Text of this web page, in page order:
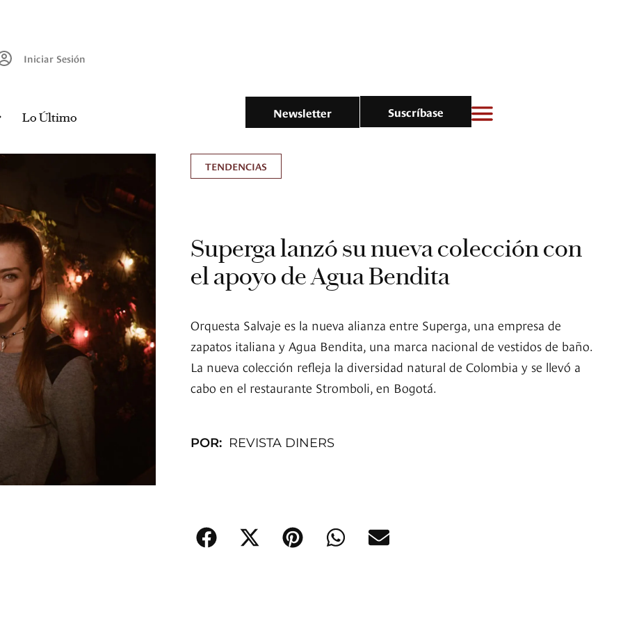
Iniciar Sesión
Lo Último Newsletter Suscríbase
TENDENCIAS
Superga lanzó su nueva colección con
el apoyo de Agua Bendita
Orquesta Salvaje es la nueva alianza entre Superga, una empresa de
zapatos italiana y Agua Bendita, una marca nacional de vestidos de baño.
La nueva colección refleja la diversidad natural de Colombia y se llevó a
cabo en el restaurante Stromboli, en Bogotá.
POR: REVISTA DINERS